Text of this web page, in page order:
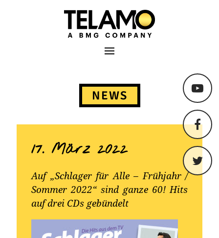
TELAMO
Primäres Menü
NEWS
17. März 2022
Auf „Schlager für Alle – Frühjahr /
Sommer 2022“ sind ganze 60! Hits
auf drei CDs gebündelt